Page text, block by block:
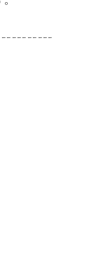
ｰｰｰｰｰｰｰｰｰ